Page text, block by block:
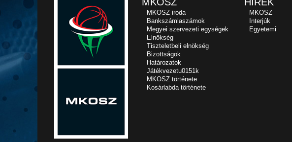
MKOSZ iroda
Bankszámlaszámok
Megyei szervezeti egységek
Elnökség
Tiszteletbeli elnökség
Bizottságok
Határozatok
Játékvezetu0151k
MKOSZ története
Kosárlabda története
MKOSZ
Interjúk
Egyetemi